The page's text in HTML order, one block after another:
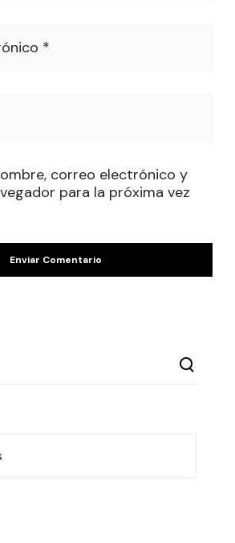
*
correo electrónico y
para la próxima vez